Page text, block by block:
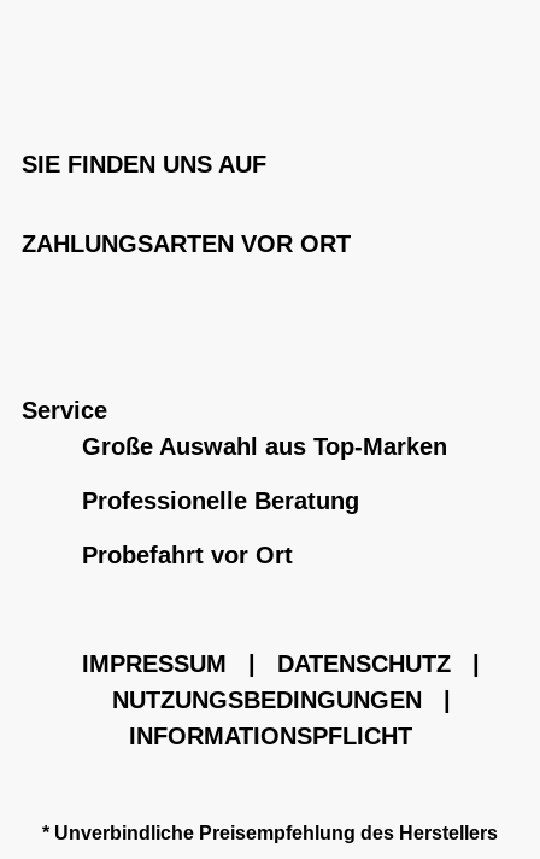
SIE FINDEN UNS AUF
ZAHLUNGSARTEN VOR ORT
Service
Große Auswahl aus Top-Marken
Professionelle Beratung
Probefahrt vor Ort
IMPRESSUM DATENSCHUTZ
NUTZUNGSBEDINGUNGEN
INFORMATIONSPFLICHT
* Unverbindliche Preisempfehlung des Herstellers